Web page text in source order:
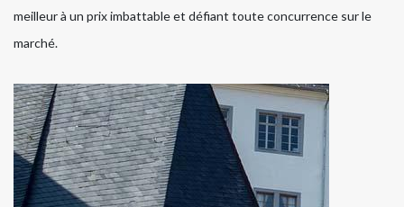
meilleur à un prix imbattable et défiant toute concurrence sur le
marché.